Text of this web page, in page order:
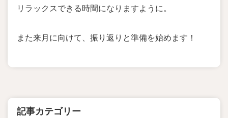
リラックスできる時間になりますように。
また来月に向けて、振り返りと準備を始めます！
記事カテゴリー